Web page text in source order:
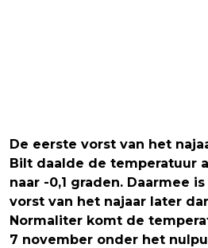
De eerste vorst van het
Bilt daalde de temperatuur
naar -0,1 graden. Daarmee
vorst van het najaar later
Normaliter komt de
7 november onder het